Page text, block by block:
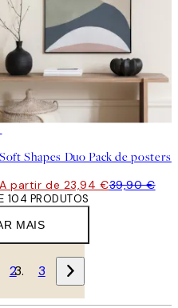
Soft Shapes Duo Pack de posters
A partir de 23,94 €39,90 €
MAIS
104 PRODUTOS
2 3